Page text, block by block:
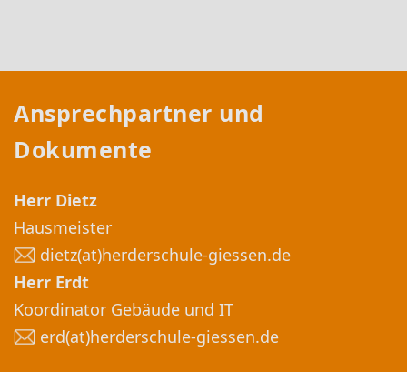
Ansprechpartner und
Dokumente
Herr Dietz
Hausmeister
dietz(at)herderschule-giessen.de
Herr Erdt
Koordinator Gebäude und IT
erd(at)herderschule-giessen.de